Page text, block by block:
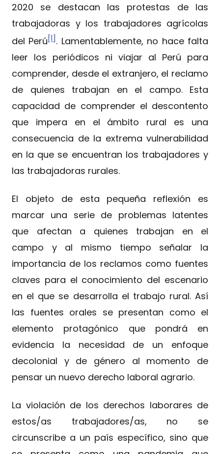
2020 se destacan las protestas de las
trabajadoras y los trabajadores agrícolas
del Perú[1]. Lamentablemente, no hace falta
leer los periódicos ni viajar al Perú para
comprender, desde el extranjero, el reclamo
de quienes trabajan en el campo. Esta
capacidad de comprender el descontento
que impera en el ámbito rural es una
consecuencia de la extrema vulnerabilidad
en la que se encuentran los trabajadores y
las trabajadoras rurales.
El objeto de esta pequeña reflexión es
marcar una serie de problemas latentes
que afectan a quienes trabajan en el
campo y al mismo tiempo señalar la
importancia de los reclamos como fuentes
claves para el conocimiento del escenario
en el que se desarrolla el trabajo rural. Así
las fuentes orales se presentan como el
elemento protagónico que pondrá en
evidencia la necesidad de un enfoque
decolonial y de género al momento de
pensar un nuevo derecho laboral agrario.
La violación de los derechos laborares de
estos/as trabajadores/as, no se
circunscribe a un país específico, sino que